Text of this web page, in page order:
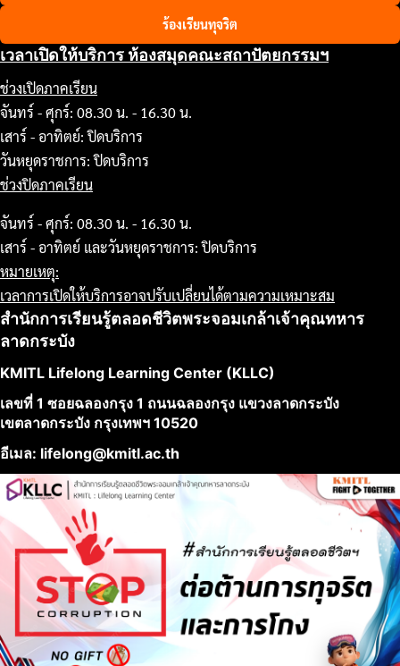
ร้องเรียนทุจริต
เวลาเปิดให้บริการ ห้องสมุดคณะสถาปัตยกรรมฯ
ช่วงเปิดภาคเรียน
จันทร์ - ศุกร์: 08.30 น. - 16.30 น.
เสาร์ - อาทิตย์: ปิดบริการ
วันหยุดราชการ: ปิดบริการ
ช่วงปิดภาคเรียน
จันทร์ - ศุกร์: 08.30 น. - 16.30 น.
เสาร์ - อาทิตย์ และวันหยุดราชการ: ปิดบริการ
หมายเหตุ:
เวลาการเปิดให้บริการอาจปรับเปลี่ยนได้ตามความเหมาะสม
สำนักการเรียนรู้ตลอดชีวิตพระจอมเกล้าเจ้าคุณทหาร
ลาดกระบัง
KMITL Lifelong Learning Center (KLLC)
เลขที่ 1 ซอยฉลองกรุง 1 ถนนฉลองกรุง แขวงลาดกระบัง
เขตลาดกระบัง กรุงเทพฯ 10520
อีเมล: lifelong@kmitl.ac.th